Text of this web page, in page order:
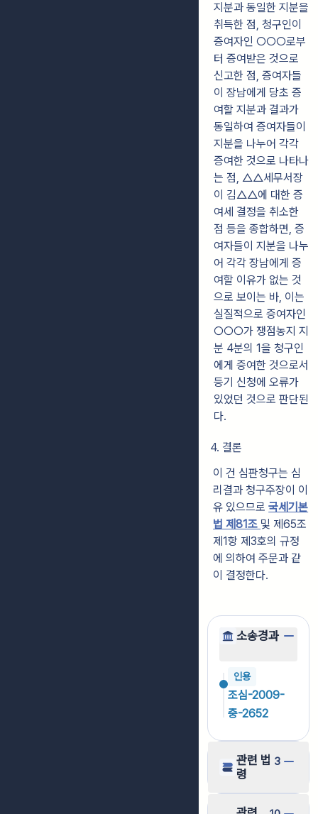
지분과 동일한 지분을
취득한 점, 청구인이
증여자인 ○○○로부
터 증여받은 것으로
신고한 점, 증여자들
이 장남에게 당초 증
여할 지분과 결과가
동일하여 증여자들이
지분을 나누어 각각
증여한 것으로 나타나
는 점, △△세무서장
이 김△△에 대한 증
여세 결정을 취소한
점 등을 종합하면, 증
여자들이 지분을 나누
어 각각 장남에게 증
여할 이유가 없는 것
으로 보이는 바, 이는
실질적으로 증여자인
○○○가 쟁점농지 지
분 4분의 1을 청구인
에게 증여한 것으로서
등기 신청에 오류가
있었던 것으로 판단된
다.
4. 결론
이 건 심판청구는 심
리결과 청구주장이 이
유 있으므로국세기본
법 제81조 및 제65조
제1항 제3호의 규정
에 의하여 주문과 같
이 결정한다.
소송경과
인용
조심-2009-
중-2652
관련 법
령
3